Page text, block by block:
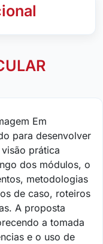
Em
para desenvolver
prática
dos módulos, o
metodologias
de caso, roteiros
A proposta
a tomada
e o uso de